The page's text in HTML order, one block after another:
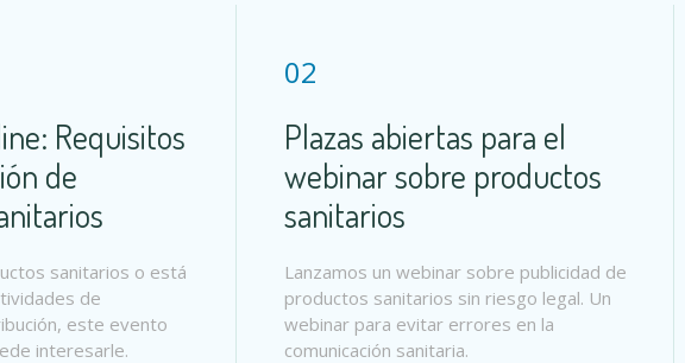
Requisitos
de
sanitarios o está
de
este evento
interesarle.
02
Plazas abiertas para el
webinar sobre productos
sanitarios
Lanzamos un webinar sobre publicidad de
productos sanitarios sin riesgo legal. Un
webinar para evitar errores en la
comunicación sanitaria.